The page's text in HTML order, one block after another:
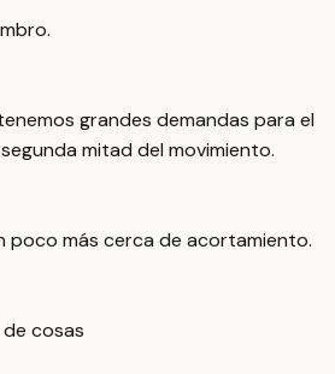
grandes demandas para el
mitad del movimiento.
poco más cerca de acortamiento.
cosas